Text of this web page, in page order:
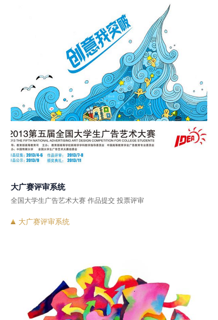
大广赛评审系统
全国大学生广告艺术大赛 作品提交 投票评审
大广赛评审系统